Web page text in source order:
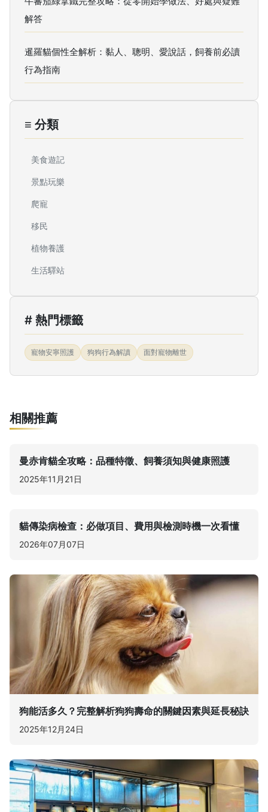
解答
暹羅貓個性全解析：黏人、聰明、愛說話，飼養前必讀
行為指南
≡ 分類
美食遊記
景點玩樂
爬寵
移民
植物養護
生活驛站
# 熱門標籤
寵物安寧照護 狗狗行為解讀 面對寵物離世
相關推薦
曼赤肯貓全攻略：品種特徵、飼養須知與健康照護
2025年11月21日
貓傳染病檢查：必做項目、費用與檢測時機一次看懂
2026年07月07日
狗能活多久？完整解析狗狗壽命的關鍵因素與延長秘訣
2025年12月24日